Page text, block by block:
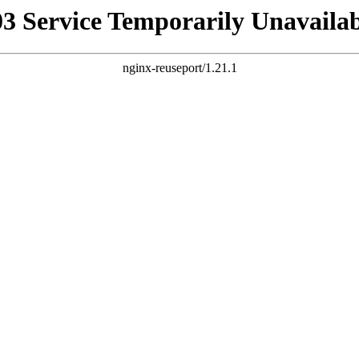
Service Temporarily
nginx-reuseport/1.21.1